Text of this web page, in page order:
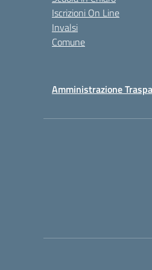
Iscrizioni On Line
Invalsi
Comune
Amministrazione